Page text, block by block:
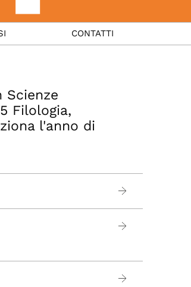
CONTATTI
Filologia,
l'anno di